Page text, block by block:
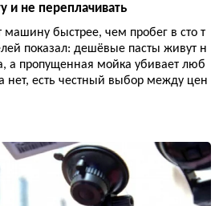
и не переплачивать
быстрее, чем пробег в сто т
показал: дешёвые пасты живут н
а пропущенная мойка убивает люб
нет, есть честный выбор между цен